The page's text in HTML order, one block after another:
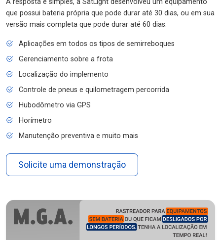
A resposta é simples, a SatLight desenvolveu um equipamento
que possui bateria própria que pode durar até 30 dias, ou em sua
versão mais completa que pode durar até 60 dias.
Aplicações em todos os tipos de semirreboques
Gerenciamento sobre a frota
Localização do implemento
Controle de pneus e quilometragem percorrida
Hubodômetro via GPS
Horímetro
Manutenção preventiva e muito mais
Solicite uma demonstração